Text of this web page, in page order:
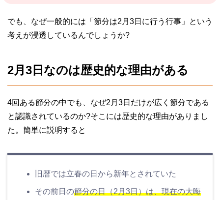
でも、なぜ一般的には「節分は2月3日に行う行事」という
考えが浸透しているんでしょうか?
2月3日なのは歴史的な理由がある
4回ある節分の中でも、なぜ2月3日だけが広く節分である
と認識されているのか?そこには歴史的な理由がありまし
た。簡単に説明すると
旧暦では立春の日から新年とされていた
その前日の節分の日（2月3日）は、現在の大晦